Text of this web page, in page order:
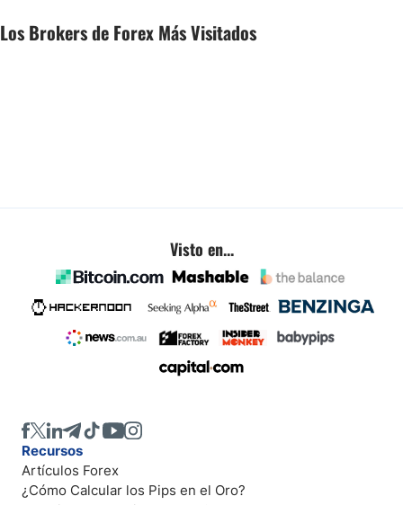
Los Brokers de Forex Más Visitados
Visto en...
Recursos
Artículos Forex
¿Cómo Calcular los Pips en el Oro?